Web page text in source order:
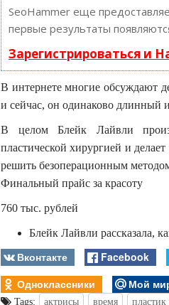
SeoHammer еще
первые результаты
Зарегистрироваться и
В интернете многие обсуждают
и сейчас, он одинаково длинный
В целом Блейк Лайвли
пластической хирургией и
решить безоперационным
Финальный прайс за красоту
760 тыс. рублей
Блейк Лайвли рассказала,
Вконтакте Facebook
Одноклассники
Мой
Tags: актрисы время пластик